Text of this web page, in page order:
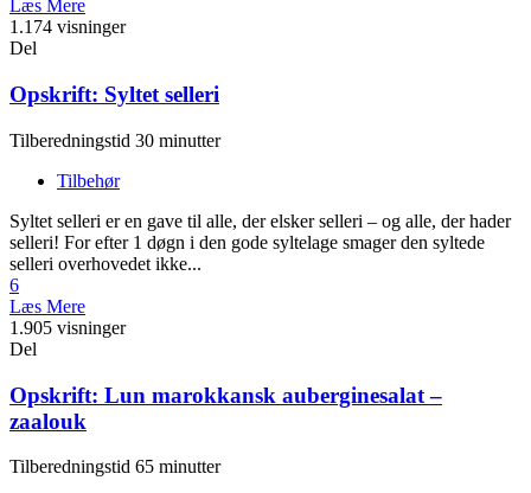
Læs Mere
1.174 visninger
Del
Opskrift: Syltet selleri
Tilberedningstid 30 minutter
Tilbehør
Syltet selleri er en gave til alle, der elsker selleri – og alle, der hader
selleri! For efter 1 døgn i den gode syltelage smager den syltede
selleri overhovedet ikke...
6
Læs Mere
1.905 visninger
Del
Opskrift: Lun marokkansk auberginesalat –
zaalouk
Tilberedningstid 65 minutter